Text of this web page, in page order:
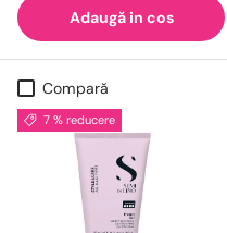
Adaugă in cos
Compară
7 % reducere